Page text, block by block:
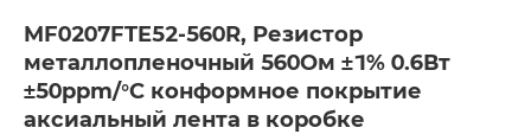
MF0207FTE52-560R, Резистор
металлопленочный 560Ом ±1% 0.6Вт
±50ppm/°C конформное покрытие
аксиальный лента в коробке